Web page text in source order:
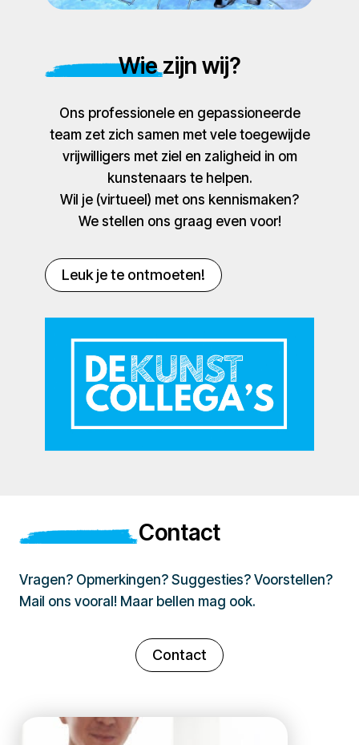
Wie zijn wij?
Ons professionele en gepassioneerde
team zet zich samen met vele toegewijde
vrijwilligers met ziel en zaligheid in om
kunstenaars te helpen.
Wil je (virtueel) met ons kennismaken?
We stellen ons graag even voor!
Leuk je te ontmoeten!
Contact
Vragen? Opmerkingen? Suggesties? Voorstellen?
Mail ons vooral! Maar bellen mag ook.
Contact